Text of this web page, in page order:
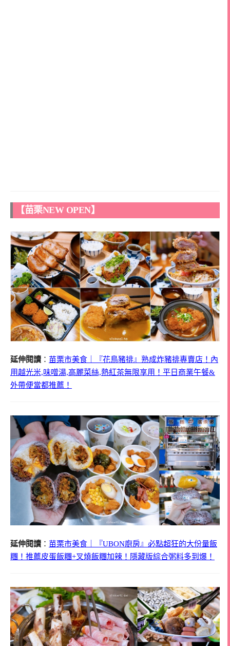
【苗栗NEW OPEN】
延伸閱讀 ： 苗栗市美食｜『花鳥豬排』熟成炸豬排專賣店！內
用越光米,味噌湯,高麗菜絲,熱紅茶無限享用！平日商業午餐&
外帶便當都推薦！
延伸閱讀 ： 苗栗市美食｜『UBON廚房』必點超狂的大份量飯
糰！推薦皮蛋飯糰+叉燒飯糰加辣！隱藏版綜合粥料多到爆！